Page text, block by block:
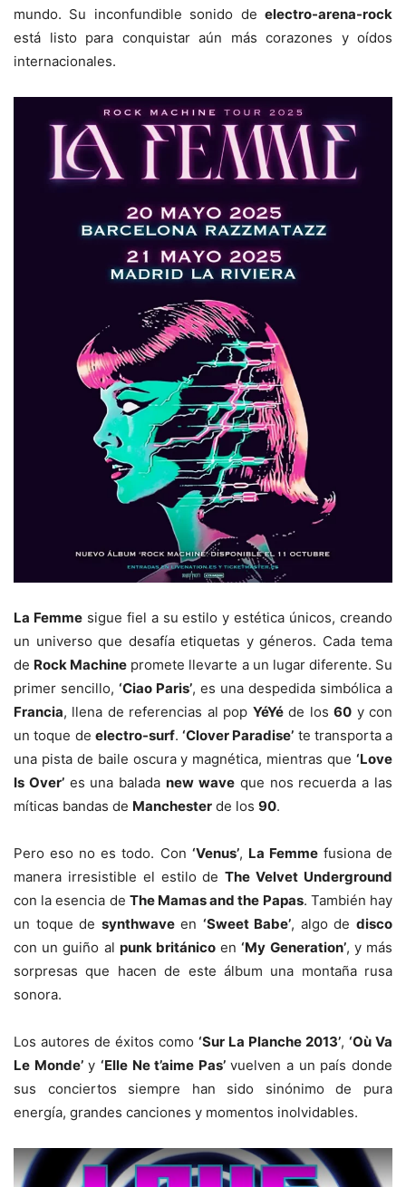
mundo. Su inconfundible sonido de electro-arena-rock
está listo para conquistar aún más corazones y oídos
internacionales.
La Femmesigue fiel a su estilo y estética únicos, creando
un universo que desafía etiquetas y géneros. Cada tema
de Rock Machine promete llevarte a un lugar diferente. Su
primer sencillo, ‘Ciao Paris’, es una despedida simbólica a
Francia, llena de referencias al pop YéYéde los60 y con
un toque de electro-surf. ‘Clover Paradise’ te transporta a
una pista de baile oscura y magnética, mientras que ‘Love
Is Over’es una baladanew waveque nos recuerda a las
míticas bandas de Manchester de los 90.
Pero eso no es todo. Con ‘Venus’, La Femmefusiona de
manera irresistible el estilo deThe Velvet Underground
con la esencia de The Mamas and the Papas. También hay
un toque de synthwaveen ‘Sweet Babe’, algo dedisco
con un guiño al punk británico en‘My Generation’, y más
sorpresas que hacen de este álbum una montaña rusa
sonora.
Los autores de éxitos como ‘Sur La Planche 2013’, ‘Où Va
Le Monde’y ‘Elle Ne t’aime Pas’vuelven a un país donde
sus conciertos siempre han sido sinónimo de pura
energía, grandes canciones y momentos inolvidables.